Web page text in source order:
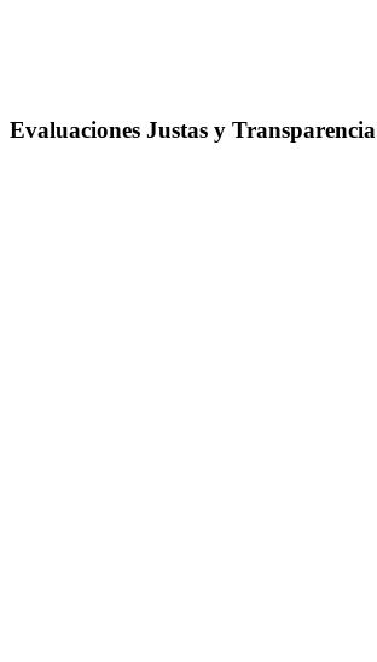
Evaluaciones Justas y Transparencia